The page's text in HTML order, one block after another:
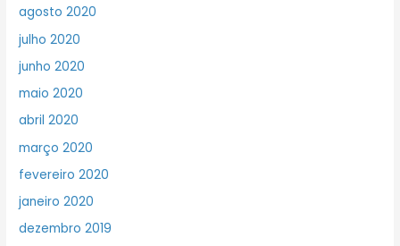
agosto 2020
julho 2020
junho 2020
maio 2020
abril 2020
março 2020
fevereiro 2020
janeiro 2020
dezembro 2019